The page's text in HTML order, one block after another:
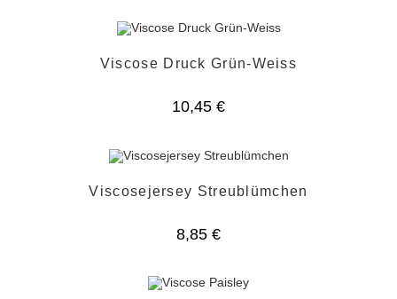
Viscose Druck Grün-Weiss
10,45 €
Viscosejersey Streublümchen
8,85 €